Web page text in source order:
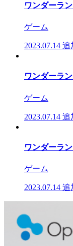
ワンダーラ
ゲーム
2023.07.14 追
ワンダーラ
ゲーム
2023.07.14 追
ワンダーラ
ゲーム
2023.07.14 追